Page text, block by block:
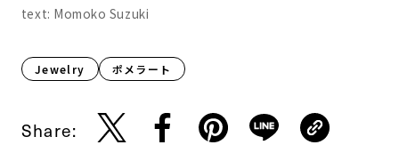
text: Momoko Suzuki
Jewelry ポメラート
Share: